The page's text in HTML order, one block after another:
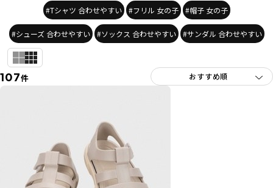
#Tシャツ 合わせやすい #フリル 女の子 #帽子 女の子
#シューズ 合わせやすい #ソックス 合わせやすい #サンダル 合わせやすい
107件